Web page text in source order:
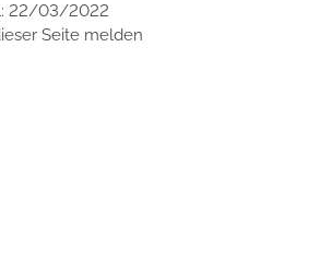
22/03/2022
Seite melden